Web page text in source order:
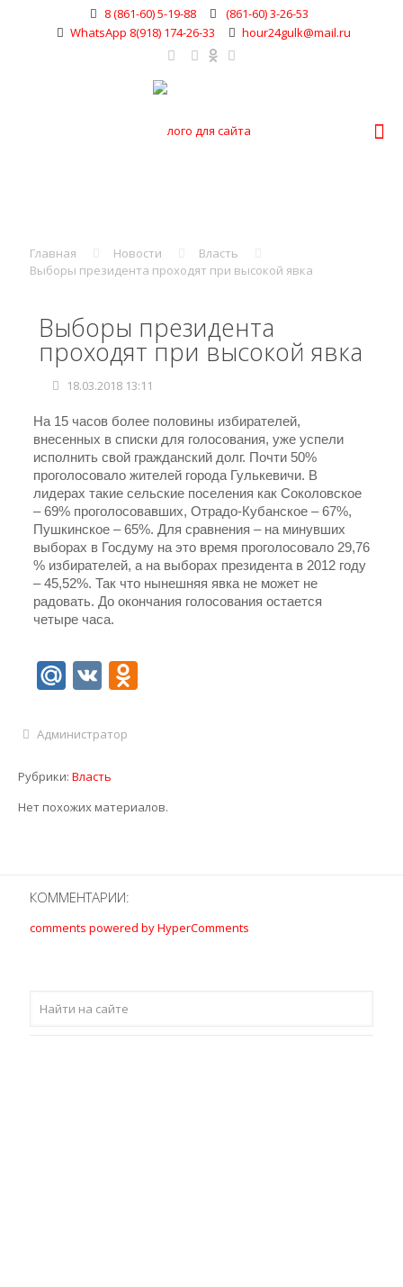
8 (861-60) 5-19-88
(861-60) 3-26-53
WhatsApp 8(918) 174-26-33
hour24gulk@mail.ru
Главная Новости
Власть
Выборы президента проходят при высокой явка
Выборы президента
проходят при высокой явка
18.03.2018 13:11
На 15 часов более половины избирателей,
внесенных в списки для голосования, уже успели
исполнить свой гражданский долг. Почти 50%
проголосовало жителей города Гулькевичи. В
лидерах такие сельские поселения как Соколовское
– 69% проголосовавших, Отрадо-Кубанское – 67%,
Пушкинское – 65%. Для сравнения – на минувших
выборах в Госдуму на это время проголосовало 29,76
% избирателей, а на выборах президента в 2012 году
– 45,52%. Так что нынешняя явка не может не
радовать. До окончания голосования остается
четыре часа.
Mail.Ru
VKOdnoklassniki
Администратор
Рубрики: Власть
Нет похожих материалов.
КОММЕНТАРИИ:
comments powered by HyperComments